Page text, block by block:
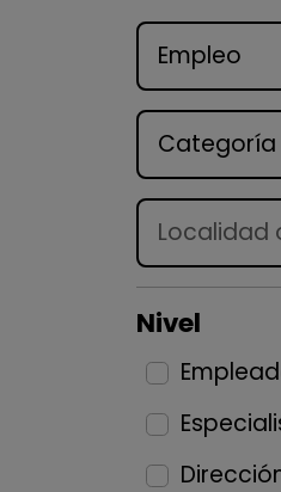
Tipo de
Categoría
Lugar
Nivel